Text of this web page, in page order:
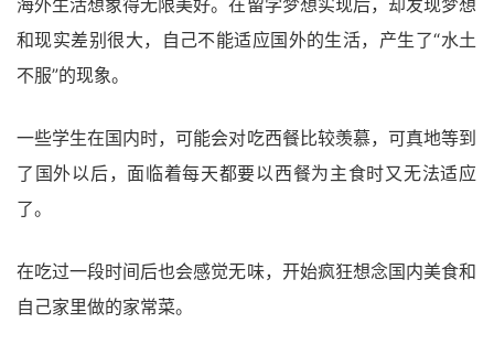
和现实差别很大，自己不能适应国外的生活，产生了“水土
不服”的现象。
一些学生在国内时，可能会对吃西餐比较羡慕，可真地等到
了国外以后，面临着每天都要以西餐为主食时又无法适应
了。
在吃过一段时间后也会感觉无味，开始疯狂想念国内美食和
自己家里做的家常菜。